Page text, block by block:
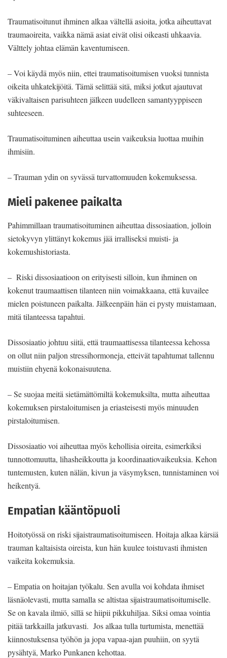
Traumatisoitunut ihminen alkaa vältellä asioita, jotka aiheuttavat
traumaoireita, vaikka nämä asiat eivät olisi oikeasti uhkaavia.
Välttely johtaa elämän kaventumiseen.
– Voi käydä myös niin, ettei traumatisoitumisen vuoksi tunnista
oikeita uhkatekijöitä. Tämä selittää sitä, miksi jotkut ajautuvat
väkivaltaisen parisuhteen jälkeen uudelleen samantyyppiseen
suhteeseen.
Traumatisoituminen aiheuttaa usein vaikeuksia luottaa muihin
ihmisiin.
– Trauman ydin on syvässä turvattomuuden kokemuksessa.
Mieli pakenee paikalta
Pahimmillaan traumatisoituminen aiheuttaa dissosiaation, jolloin
sietokyvyn ylittänyt kokemus jää irralliseksi muisti- ja
kokemushistoriasta.
– Riski dissosiaatioon on erityisesti silloin, kun ihminen on
kokenut traumaattisen tilanteen niin voimakkaana, että kuvailee
mielen poistuneen paikalta. Jälkeenpäin hän ei pysty muistamaan,
mitä tilanteessa tapahtui.
Dissosiaatio johtuu siitä, että traumaattisessa tilanteessa kehossa
on ollut niin paljon stressihormoneja, etteivät tapahtumat tallennu
muistiin ehyenä kokonaisuutena.
– Se suojaa meitä sietämättömiltä kokemuksilta, mutta aiheuttaa
kokemuksen pirstaloitumisen ja eriasteisesti myös minuuden
pirstaloitumisen.
Dissosiaatio voi aiheuttaa myös kehollisia oireita, esimerkiksi
tunnottomuutta, lihasheikkoutta ja koordinaatiovaikeuksia. Kehon
tuntemusten, kuten nälän, kivun ja väsymyksen, tunnistaminen voi
heikentyä.
Empatian kääntöpuoli
Hoitotyössä on riski sijaistraumatisoitumiseen. Hoitaja alkaa kärsiä
trauman kaltaisista oireista, kun hän kuulee toistuvasti ihmisten
vaikeita kokemuksia.
– Empatia on hoitajan työkalu. Sen avulla voi kohdata ihmiset
läsnäolevasti, mutta samalla se altistaa sijaistraumatisoitumiselle.
Se on kavala ilmiö, sillä se hiipii pikkuhiljaa. Siksi omaa vointia
pitää tarkkailla jatkuvasti. Jos alkaa tulla turtumista, menettää
kiinnostuksensa työhön ja jopa vapaa-ajan puuhiin, on syytä
pysähtyä, Marko Punkanen kehottaa.